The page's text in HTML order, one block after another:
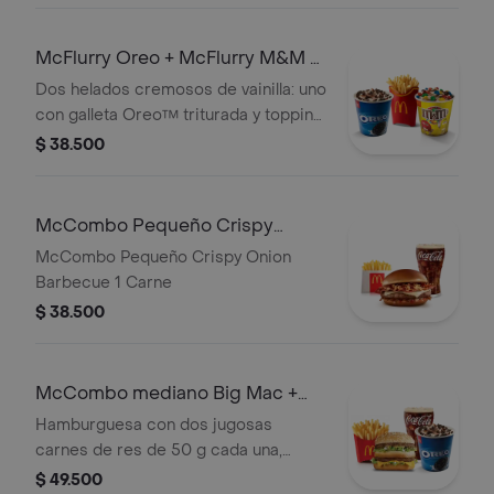
pequeñas crujientes, bebida pequeña
a elección y helado cremoso de
vainilla con galleta Oreo™ triturada y
topping de chocolate.
McFlurry Oreo + McFlurry M&M +
Papas Grandes
Dos helados cremosos de vainilla: uno
con galleta Oreo™ triturada y topping
de chocolate, y otro con chocolates
grandes crujientes.
$ 38.500
McCombo Pequeño Crispy
Onion Barbecue 1 Carne
McCombo Pequeño Crispy Onion
Barbecue 1 Carne
$ 38.500
McCombo mediano Big Mac +
McFlurry de Oreo
Hamburguesa con dos jugosas
carnes de res de 50 g cada una,
cebolla, lechuga fresca, pepinillos,
$ 49.500